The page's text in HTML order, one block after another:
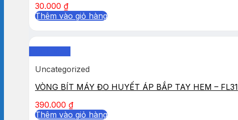
30.000 ₫
Thêm vào giỏ hàng
Uncategorized
VÒNG BÍT MÁY ĐO HUYẾT ÁP BẮP TAY HEM – FL31
390.000 ₫
Thêm vào giỏ hàng